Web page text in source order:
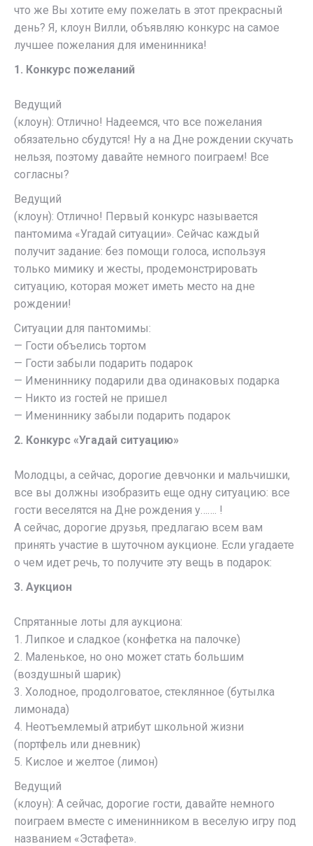
что же Вы хотите ему пожелать в этот прекрасный
день? Я, клоун Вилли, объявляю конкурс на самое
лучшее пожелания для именинника!
1. Конкурс пожеланий
Ведущий
(клоун): Отлично! Надеемся, что все пожелания
обязательно сбудутся! Ну а на Дне рождении скучать
нельзя, поэтому давайте немного поиграем! Все
согласны?
Ведущий
(клоун): Отлично! Первый конкурс называется
пантомима «Угадай ситуации». Сейчас каждый
получит задание: без помощи голоса, используя
только мимику и жесты, продемонстрировать
ситуацию, которая может иметь место на дне
рождении!
Ситуации для пантомимы:
— Гости объелись тортом
— Гости забыли подарить подарок
— Имениннику подарили два одинаковых подарка
— Никто из гостей не пришел
— Имениннику забыли подарить подарок
2. Конкурс «Угадай ситуацию»
Молодцы, а сейчас, дорогие девчонки и мальчишки,
все вы должны изобразить еще одну ситуацию: все
гости веселятся на Дне рождения у……. !
А сейчас, дорогие друзья, предлагаю всем вам
принять участие в шуточном аукционе. Если угадаете
о чем идет речь, то получите эту вещь в подарок:
3. Аукцион
Спрятанные лоты для аукциона:
1. Липкое и сладкое (конфетка на палочке)
2. Маленькое, но оно может стать большим
(воздушный шарик)
3. Холодное, продолговатое, стеклянное (бутылка
лимонада)
4. Неотъемлемый атрибут школьной жизни
(портфель или дневник)
5. Кислое и желтое (лимон)
Ведущий
(клоун): А сейчас, дорогие гости, давайте немного
поиграем вместе с именинником в веселую игру под
названием «Эстафета».